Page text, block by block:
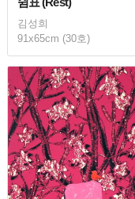
김성희
91x65cm (30호)